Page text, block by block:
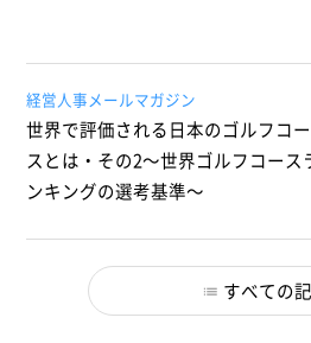
経営人事メールマガジン
世界で評価される日本のゴルフコー
スとは・その2～世界ゴルフコース
ンキングの選考基準～
すべての